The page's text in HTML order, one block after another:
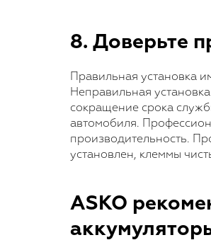
8. Доверьте
Правильная установка
Неправильная
сокращение срока
автомобиля.
производительность.
установлен, клеммы
ASKO